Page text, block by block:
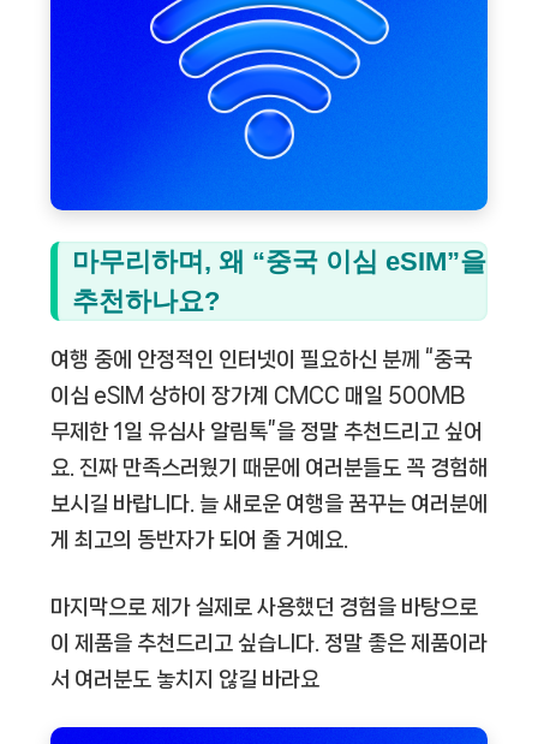
마무리하며, 왜 “중국 이심 eSIM”을
추천하나요?
여행 중에 안정적인 인터넷이 필요하신 분께 “중국
이심 eSIM 상하이 장가계 CMCC 매일 500MB
무제한 1일 유심사 알림톡”을 정말 추천드리고 싶어
요. 진짜 만족스러웠기 때문에 여러분들도 꼭 경험해
보시길 바랍니다. 늘 새로운 여행을 꿈꾸는 여러분에
게 최고의 동반자가 되어 줄 거예요.
마지막으로 제가 실제로 사용했던 경험을 바탕으로
이 제품을 추천드리고 싶습니다. 정말 좋은 제품이라
서 여러분도 놓치지 않길 바라요